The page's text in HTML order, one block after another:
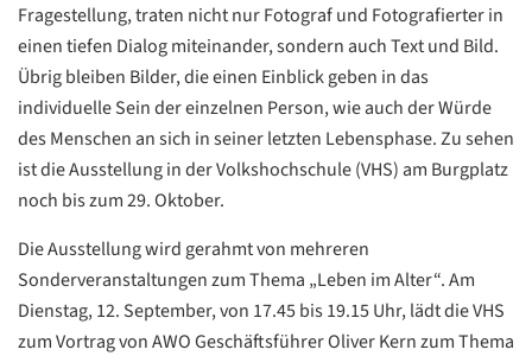
Fragestellung, traten nicht nur Fotograf und Fotografierter in
einen tiefen Dialog miteinander, sondern auch Text und Bild.
Übrig bleiben Bilder, die einen Einblick geben in das
individuelle Sein der einzelnen Person, wie auch der Würde
des Menschen an sich in seiner letzten Lebensphase. Zu sehen
ist die Ausstellung in der Volkshochschule (VHS) am Burgplatz
noch bis zum 29. Oktober.
Die Ausstellung wird gerahmt von mehreren
Sonderveranstaltungen zum Thema „Leben im Alter“. Am
Dienstag, 12. September, von 17.45 bis 19.15 Uhr, lädt die VHS
zum Vortrag von AWO Geschäftsführer Oliver Kern zum Thema
Google
Datenschutzerklärung